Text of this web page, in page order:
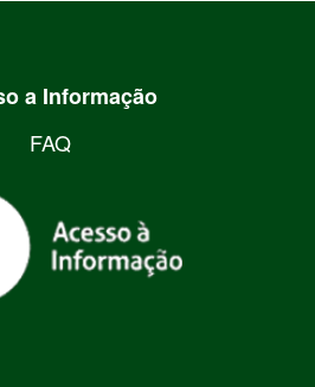
a Informação
FAQ